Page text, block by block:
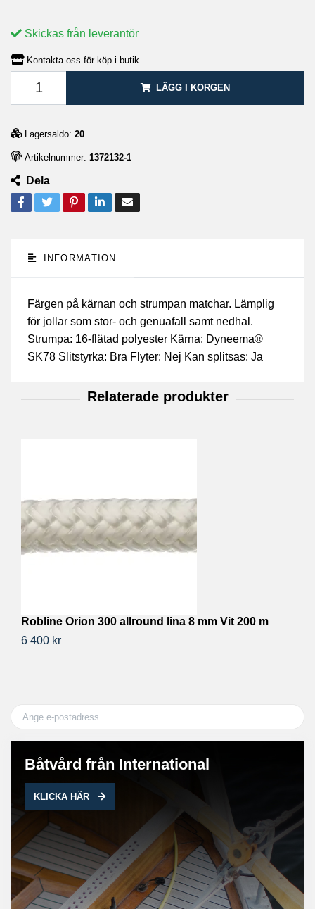
Båtvård från International
KLICKA HÄR
Skickas från leverantör
Kontakta oss för köp i butik.
LÄGG I KORGEN
Lagersaldo: 20
Artikelnummer: 1372132-1
Dela
INFORMATION
Färgen på kärnan och strumpan matchar. Lämplig
för jollar som stor- och genuafall samt nedhal.
Strumpa: 16-flätad polyester Kärna: Dyneema®
SK78 Slitstyrka: Bra Flyter: Nej Kan splitsas: Ja
Robline Orion 300 allround lina 8 mm Vit 200 m
6 400 kr